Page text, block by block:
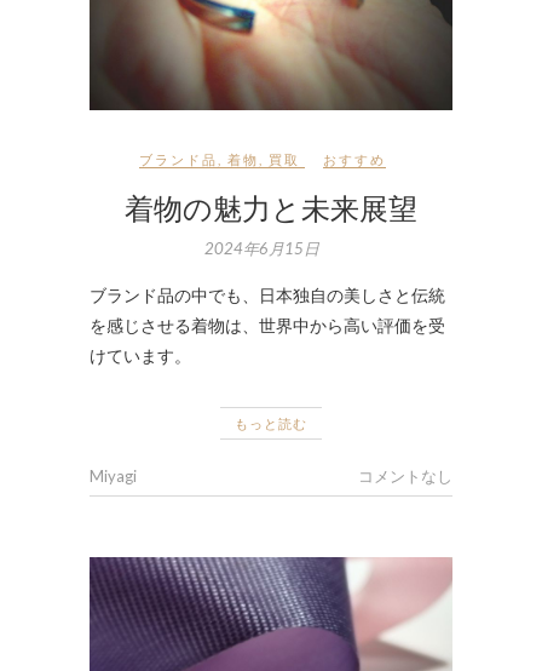
ブランド品 着物 買取 おすすめ
着物の魅力と未来展望
2024年6月15日
ブランド品の中でも、日本独自の美しさと伝統
を感じさせる着物は、世界中から高い評価を受
けています。
もっと読む
Miyagi コメントなし